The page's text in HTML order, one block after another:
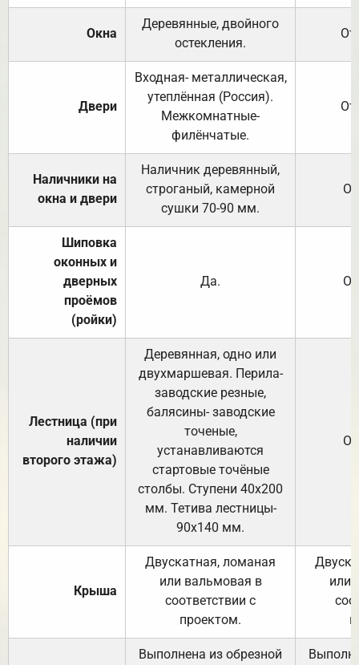
Окна
Деревянные, двойного
остекления.
Двери
Входная- металлическая,
утеплённая (Россия).
Межкомнатные-
филёнчатые.
Наличники на
окна и двери
Наличник деревянный,
строганый, камерной
сушки 70-90 мм.
Шиповка
оконных и
дверных
проёмов
(ройки)
Да.
Лестница (при
наличии
второго этажа)
Деревянная, одно или
двухмаршевая. Перила-
заводские резные,
балясины- заводские
точеные,
устанавливаются
стартовые точёные
столбы. Ступени 40х200
мм. Тетива лестницы-
90х140 мм.
Крыша
Двускатная, ломаная
или вальмовая в
соответствии с
проектом.
или
Выполнена из обрезной